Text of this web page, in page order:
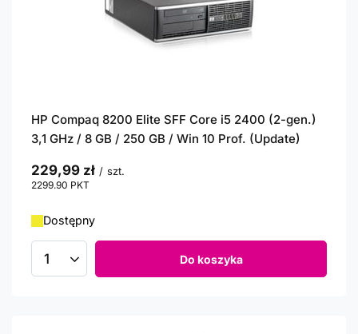
HP Compaq 8200 Elite SFF Core i5 2400 (2-gen.)
3,1 GHz / 8 GB / 250 GB / Win 10 Prof. (Update)
229,99 zł / szt.
2299.90 PKT
Dostępny
Ilość produktów Do koszyka